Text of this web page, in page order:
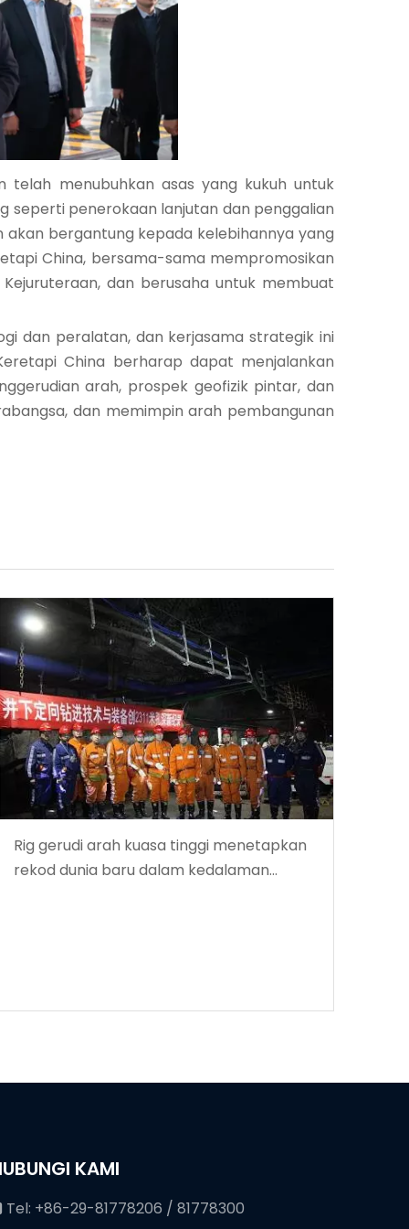
telah menubuhkan asas yang kukuh untuk
seperti penerokaan lanjutan dan penggalian
akan bergantung kepada kelebihannya yang
China, bersama-sama mempromosikan
dan berusaha untuk membuat
dan peralatan, dan kerjasama strategik ini
China berharap dapat menjalankan
arah, prospek geofizik pintar, dan
dan memimpin arah pembangunan
Rig gerudi arah kuasa tinggi menetapkan
rekod dunia baru dalam kedalaman
KAMI
Tel: +86-29-81778206 / 81778300